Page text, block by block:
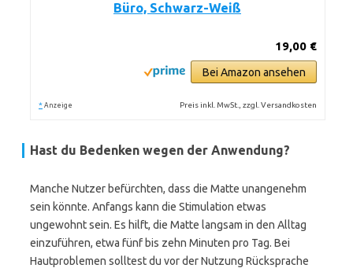
Büro, Schwarz-Weiß
19,00 €
Bei Amazon ansehen
* Anzeige Preis inkl. MwSt., zzgl. Versandkosten
Hast du Bedenken wegen der Anwendung?
Manche Nutzer befürchten, dass die Matte unangenehm
sein könnte. Anfangs kann die Stimulation etwas
ungewohnt sein. Es hilft, die Matte langsam in den Alltag
einzuführen, etwa fünf bis zehn Minuten pro Tag. Bei
Hautproblemen solltest du vor der Nutzung Rücksprache